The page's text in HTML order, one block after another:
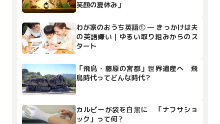
笑顔の夏休み」
わが家のおうち英語① ― きっかけは夫
の英語嫌い｜ゆるい取り組みからのス
タート
「飛鳥・藤原の宮都」世界遺産へ 飛
鳥時代ってどんな時代？
カルビーが袋を白黒に 「ナフサショ
ック」って何？